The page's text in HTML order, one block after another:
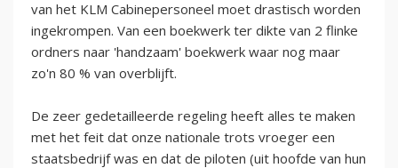
van het KLM Cabinepersoneel moet drastisch worden
ingekrompen. Van een boekwerk ter dikte van 2 flinke
ordners naar 'handzaam' boekwerk waar nog maar
zo'n 80 % van overblijft.
De zeer gedetailleerde regeling heeft alles te maken
met het feit dat onze nationale trots vroeger een
staatsbedrijf was en dat de piloten (uit hoofde van hun